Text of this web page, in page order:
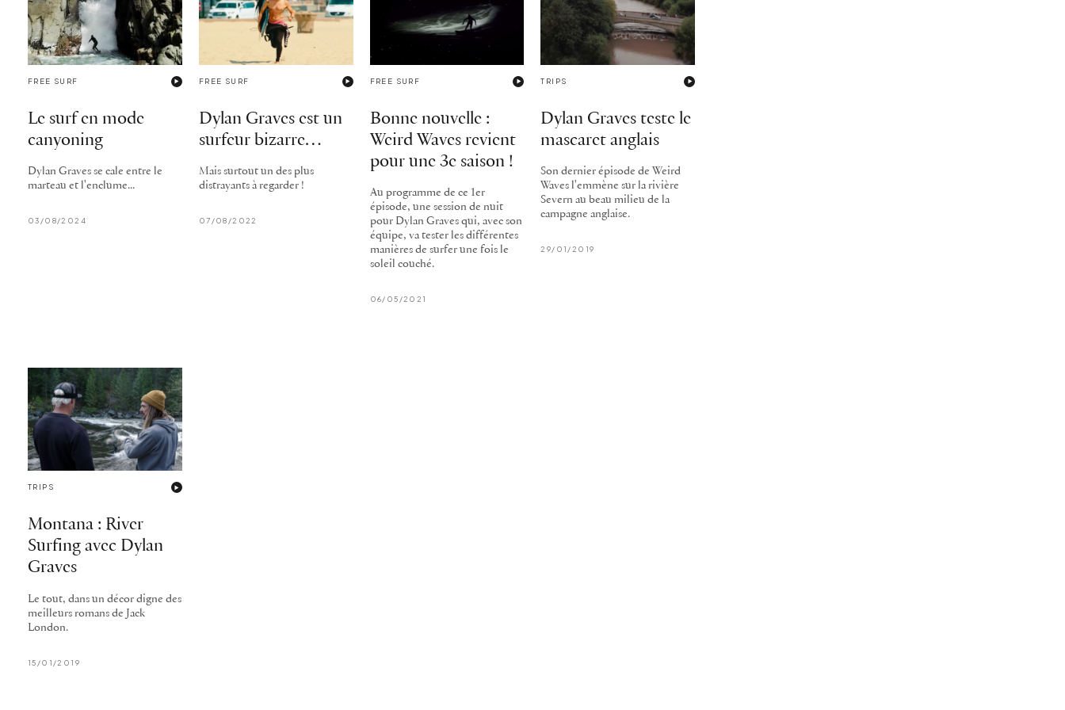
FREE SURF
Le surf en mode
canyoning
Dylan Graves se cale entre le
marteau et l'enclume...
03/08/2024
FREE SURF
Dylan Graves est un
surfeur bizarre…
Mais surtout un des plus
distrayants à regarder !
07/08/2022
FREE SURF
Bonne nouvelle :
Weird Waves revient
pour une 3e saison !
Au programme de ce 1er
épisode, une session de nuit
pour Dylan Graves qui, avec son
équipe, va tester les différentes
manières de surfer une fois le
soleil couché.
06/05/2021
TRIPS
Dylan Graves teste le
mascaret anglais
Son dernier épisode de Weird
Waves l'emmène sur la rivière
Severn au beau milieu de la
campagne anglaise.
29/01/2019
TRIPS
Montana : River
Surfing avec Dylan
Graves
Le tout, dans un décor digne des
meilleurs romans de Jack
London.
15/01/2019